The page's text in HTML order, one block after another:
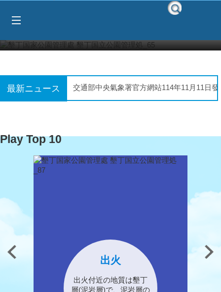
:::
🌴✨ 南湾ビーチカーニバル 2025
軽度台風ウサギ（国際名：USAGI）の海上
国家公園の夏祭りへ行こう！
3rd Taiwan International Symposium ....
Play Top 10
出火
出火付近の地質は墾丁
層(泥岩層)で、泥岩層の